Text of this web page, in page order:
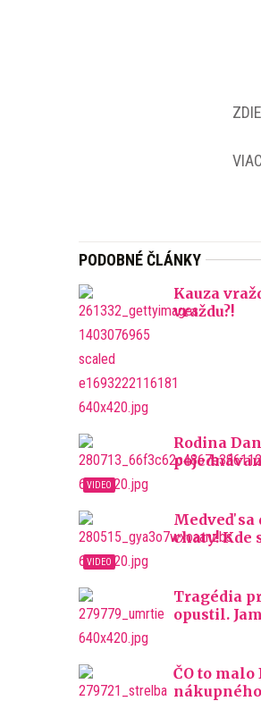
PODOBNÉ ČLÁNKY
Kauza
vraždu?!
Rodina
Medveď
chaty! Kde
Tragédia
opustil.
ČO to